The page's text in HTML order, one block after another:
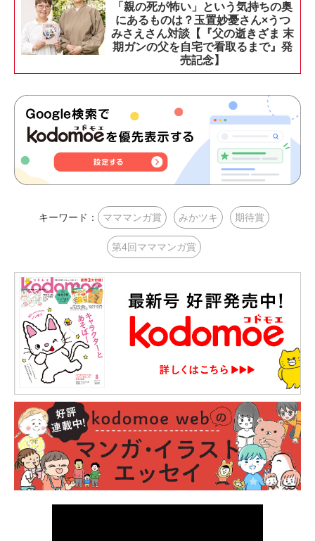
「親の死が怖い」という気持ちの奥
にあるものは？玉置妙憂さん×うつ
みさえさん対談【『父の逝きざま 末
期ガンの父を自宅で看取るまで』発
売記念】
キーワード： マママンガ賞 みかツキ 期待賞
第4回マママンガ賞